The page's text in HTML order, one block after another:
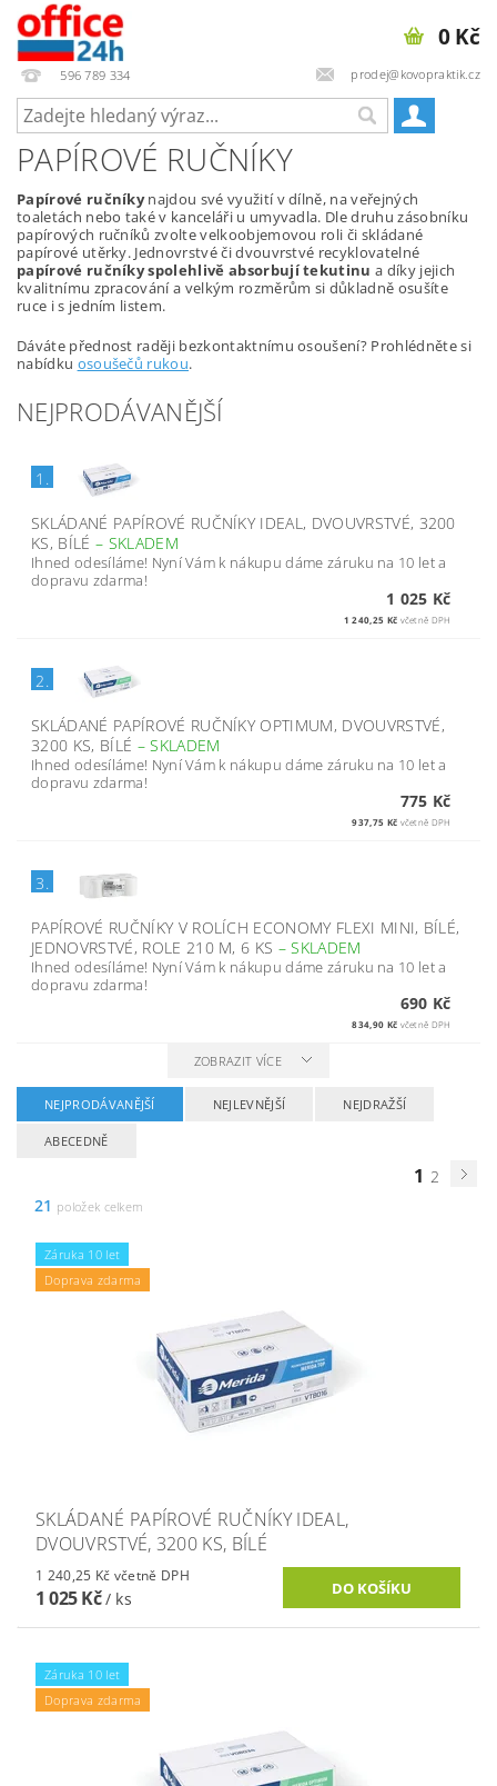
596 789 334 prodej@kovopraktik.cz
0 Kč
PAPÍROVÉ RUČNÍKY
Papírové ručníkynajdou své využití v dílně, na veřejných
toaletách nebo také v kanceláři u umyvadla. Dle druhu zásobníku
papírových ručníků zvolte velkoobjemovou roli či skládané
papírové utěrky. Jednovrstvé či dvouvrstvé recyklovatelné
papírové ručníky spolehlivě absorbují tekutinu a díky jejich
kvalitnímu zpracování a velkým rozměrům si důkladně osušíte
ruce i s jedním listem.
Dáváte přednost raději bezkontaktnímu osoušení? Prohlédněte si
nabídku osoušečů rukou.
NEJPRODÁVANĚJŠÍ
1.
SKLÁDANÉ PAPÍROVÉ RUČNÍKY IDEAL, DVOUVRSTVÉ, 3200
KS, BÍLÉ– SKLADEM
Ihned odesíláme! Nyní Vám k nákupu dáme záruku na 10 let a
dopravu zdarma!
1 025 Kč
1 240,25 Kč včetně DPH
2.
SKLÁDANÉ PAPÍROVÉ RUČNÍKY OPTIMUM, DVOUVRSTVÉ,
3200 KS, BÍLÉ –SKLADEM
Ihned odesíláme! Nyní Vám k nákupu dáme záruku na 10 let a
dopravu zdarma!
775 Kč
937,75 Kč včetně DPH
3.
PAPÍROVÉ RUČNÍKY V ROLÍCH ECONOMY FLEXI MINI, BÍLÉ,
JEDNOVRSTVÉ, ROLE 210 M, 6 KS –SKLADEM
Ihned odesíláme! Nyní Vám k nákupu dáme záruku na 10 let a
dopravu zdarma!
690 Kč
834,90 Kč včetně DPH
ZOBRAZIT VÍCE
NEJPRODÁVANĚJŠÍ NEJLEVNĚJŠÍ NEJDRAŽŠÍ
ABECEDNĚ
1 2
21 položek celkem
Záruka 10 let
Doprava zdarma
SKLÁDANÉ PAPÍROVÉ RUČNÍKY IDEAL,
DVOUVRSTVÉ, 3200 KS, BÍLÉ
1 240,25 Kč včetně DPH
1 025 Kč/ ks
Záruka 10 let
Doprava zdarma